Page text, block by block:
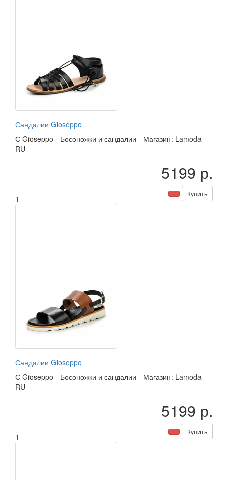
Сандалии Gioseppo
С Gioseppo - Босоножки и сандалии - Магазин: Lamoda
RU
5199 р.
Купить
1
Сандалии Gioseppo
С Gioseppo - Босоножки и сандалии - Магазин: Lamoda
RU
5199 р.
Купить
1